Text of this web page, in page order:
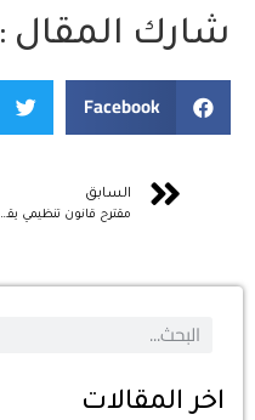
شارك المقال :
Facebook
السابق
مقترح قانون تنظيمي يقضي بتغيير وتتميم القانون التنظيمي رقم 112.14 يتعلق بالعمالات والأقاليم
اخر المقالات